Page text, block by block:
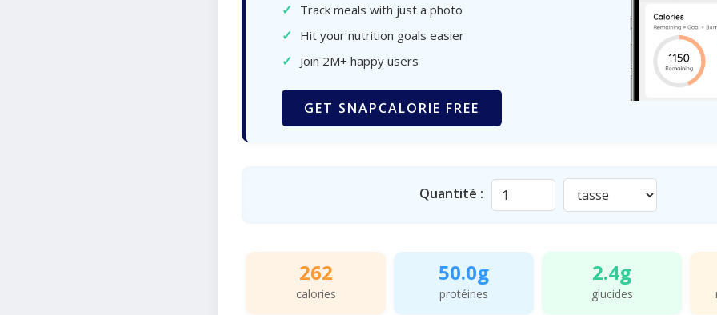
✓ Track meals with just a photo
✓ Hit your nutrition goals easier
✓ Join 2M+ happy users
GET SNAPCALORIE FREE
Quantité :
262
calories
50.0g
protéines
2.4g
glucides